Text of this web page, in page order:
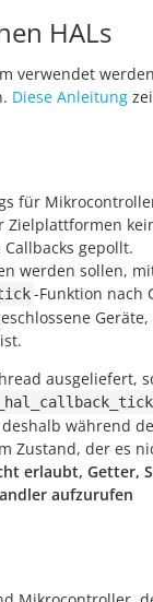
HALs
verwendet
Diese Anleitung
für
Zielplattformen
gepollt.
werden sollen,
-Funktion nach
ausgeliefert,
während
Zustand, der es
erlaubt, Getter,
aufzurufen